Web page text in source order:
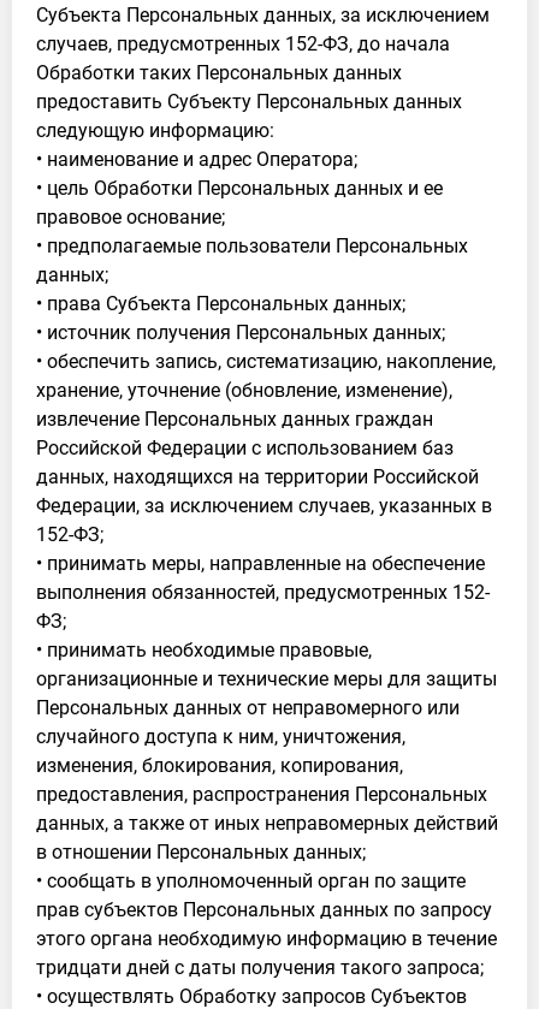
Субъекта Персональных данных, за исключением
случаев, предусмотренных 152-ФЗ, до начала
Обработки таких Персональных данных
предоставить Субъекту Персональных данных
следующую информацию:
• наименование и адрес Оператора;
• цель Обработки Персональных данных и ее
правовое основание;
• предполагаемые пользователи Персональных
данных;
• права Субъекта Персональных данных;
• источник получения Персональных данных;
• обеспечить запись, систематизацию, накопление,
хранение, уточнение (обновление, изменение),
извлечение Персональных данных граждан
Российской Федерации с использованием баз
данных, находящихся на территории Российской
Федерации, за исключением случаев, указанных в
152-ФЗ;
• принимать меры, направленные на обеспечение
выполнения обязанностей, предусмотренных 152-
ФЗ;
• принимать необходимые правовые,
организационные и технические меры для защиты
Персональных данных от неправомерного или
случайного доступа к ним, уничтожения,
изменения, блокирования, копирования,
предоставления, распространения Персональных
данных, а также от иных неправомерных действий
в отношении Персональных данных;
• сообщать в уполномоченный орган по защите
прав субъектов Персональных данных по запросу
этого органа необходимую информацию в течение
тридцати дней с даты получения такого запроса;
• осуществлять Обработку запросов Субъектов